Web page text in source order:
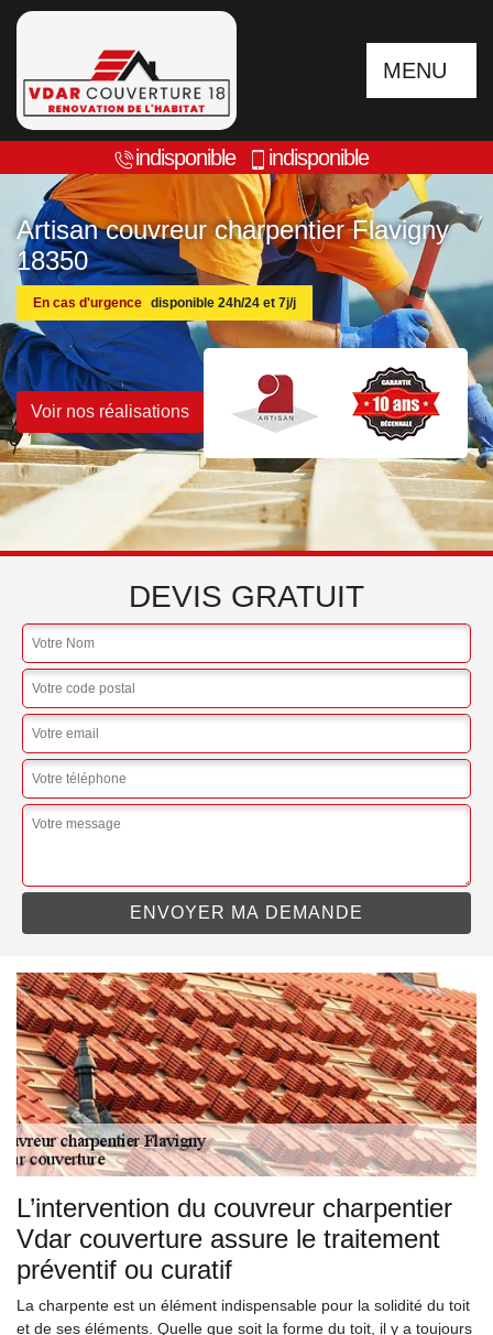
MENU
indisponible indisponible
Artisan couvreur charpentier Flavigny
18350
En cas d'urgence disponible 24h/24 et 7j/j
Voir nos réalisations
DEVIS GRATUIT
L’intervention du couvreur charpentier
Vdar couverture assure le traitement
préventif ou curatif
La charpente est un élément indispensable pour la solidité du toit
et de ses éléments. Quelle que soit la forme du toit, il y a toujours